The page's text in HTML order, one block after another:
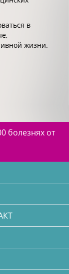
в
жизни.
болезнях от